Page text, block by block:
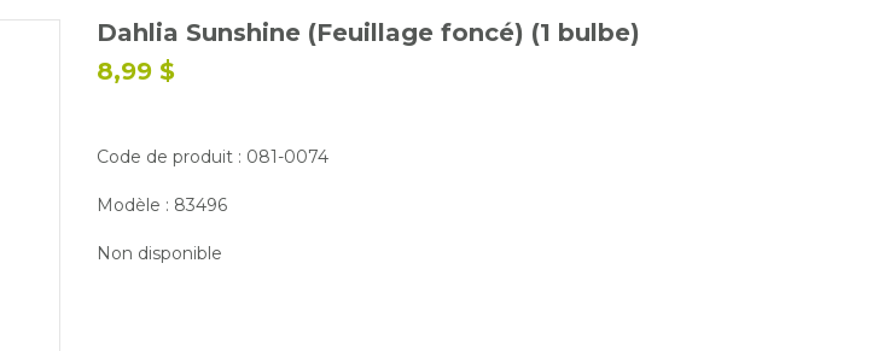
Dahlia Sunshine (Feuillage foncé) (1 bulbe)
8,99 $
Code de produit : 081-0074
Modèle : 83496
Non disponible